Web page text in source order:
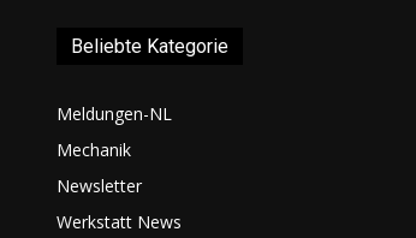
Beliebte Kategorie
Meldungen-NL
Mechanik
Newsletter
Werkstatt News